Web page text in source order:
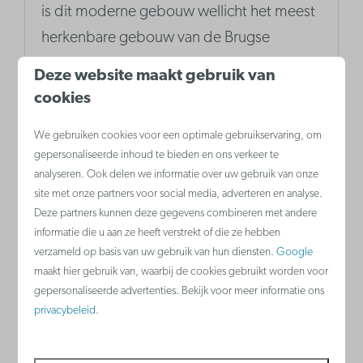
is dit moderne gebouw wellicht het meest
herkenbare gebouw van de Brugse
binnenstad.
Meer
Deze website maakt gebruik van
cookies
We gebruiken cookies voor een optimale gebruikservaring, om
gepersonaliseerde inhoud te bieden en ons verkeer te
analyseren. Ook delen we informatie over uw gebruik van onze
site met onze partners voor social media, adverteren en analyse.
Deze partners kunnen deze gegevens combineren met andere
informatie die u aan ze heeft verstrekt of die ze hebben
verzameld op basis van uw gebruik van hun diensten.Google
maakt hier gebruik van, waarbij de cookies gebruikt worden voor
gepersonaliseerde advertenties. Bekijk voor meer informatie ons
privacybeleid.